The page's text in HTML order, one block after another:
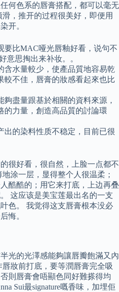
何色系的唇膏搭配，都可以毫无
，推开的过程很美好，即便用
开。
要比MAC哑光唇釉好看，说句不
意思掏出来补妆。。
含水量較少，使產品質地容易乾
較不佳，唇膏的妝感看起來也比
盡量跟基於相關的資料來源，
的力量，創造高品質的討論環
出的染料性质不稳定，目前已很
很好看，很自然，上脸一点都不
涂一层，显得整个人很温柔；
酷酷的；用它来打底，上边再叠
这应该是美宝莲最出名的一支
色。 我觉得这支唇膏根本没必
悔。
光的光澤感能夠讓唇瓣飽滿又內
妝前打底，要等潤唇膏完全吸
則唇膏會唔顯色同好難搽得均
Sui最signature嘅香味，加埋佢